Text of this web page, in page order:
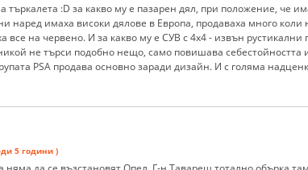
търкалета :D за какво му е пазарен дял, при положение, че
наред имаха високи дялове в Европа, продаваха много коли
все на червено. И за какво му е СУВ с 4х4 - извън
не търси подобно нещо, само повишава себестойността
PSA продава основно заради дизайн. И с голяма
5 години )